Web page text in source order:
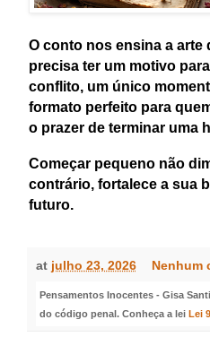
O conto nos ensina a arte
precisa ter um motivo
conflito, um único
formato perfeito para
o prazer de terminar uma
Começar pequeno não
contrário, fortalece a sua
futuro.
at julho 23, 2026 Nenhum
Pensamentos Inocentes - Gisa
do código penal. Conheça a leiLei